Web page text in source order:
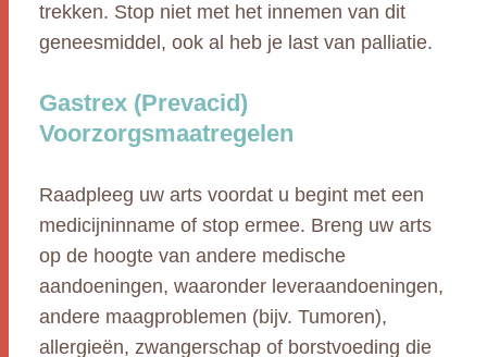
trekken. Stop niet met het innemen van dit
geneesmiddel, ook al heb je last van palliatie.
Gastrex (Prevacid)
Voorzorgsmaatregelen
Raadpleeg uw arts voordat u begint met een
medicijninname of stop ermee. Breng uw arts
op de hoogte van andere medische
aandoeningen, waaronder leveraandoeningen,
andere maagproblemen (bijv. Tumoren),
allergieën, zwangerschap of borstvoeding die